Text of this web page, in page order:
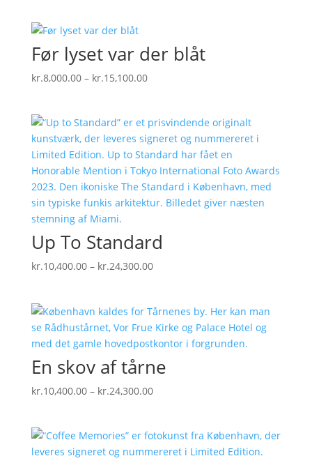
Før lyset var der blåt
kr.8,000.00 – kr.15,100.00Prisinterval:
kr.15,100.00
Up To Standard
kr.10,400.00 – kr.24,300.00Prisinterval:
kr.24,300.00
En skov af tårne
kr.10,400.00 – kr.24,300.00Prisinterval:
kr.24,300.00